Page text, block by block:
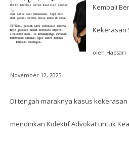
Kembali
Kekerasan
oleh Hapsari
November 12, 2025
Di tengah maraknya kasus kekerasan
mendirikan Kolektif Advokat untuk